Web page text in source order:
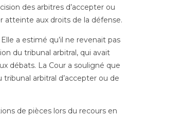
des arbitres d’accepter ou
aux droits de la défense.
a estimé qu’il ne revenait pas
du tribunal arbitral, qui avait
débats. La Cour a souligné que
arbitral d’accepter ou de
de pièces lors du recours en